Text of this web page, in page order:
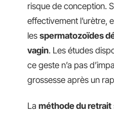
risque de conception.
effectivement l’urètre,
les spermatozoïdes
vagin. Les études
ce geste n’a pas
grossesse après un
La méthode du retrait